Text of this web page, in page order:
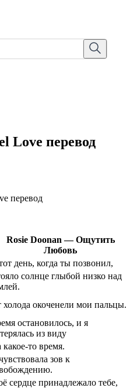
Love перевод
перевод
Rosie Doonan — Ощутить
Любовь
день, когда ты позвонил,
солнце глыбой низко над
холода окоченели мои пальцы.
остановилось, и я
из виду
то время.
зов к
сердце принадлежало тебе,